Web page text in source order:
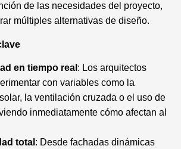
de las necesidades del proyecto,
múltiples alternativas de diseño.
en tiempo real : Los arquitectos
con variables como la
la ventilación cruzada o el uso de
inmediatamente cómo afectan al
total : Desde fachadas dinámicas